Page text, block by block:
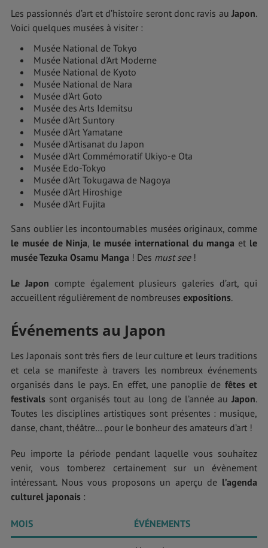
Les passionnés d’art et d’histoire seront donc ravis au Japon.
Voici quelques musées à visiter :
Musée National de Tokyo
Musée National d'Art Moderne
Musée National de Kyoto
Musée National de Nara
Musée d'Art Goto
Musée des Arts Idemitsu
Musée d'Art Suntory
Musée d'Art Yamatane
Musée d'Artisanat du Japon
Musée d'Art Commémoratif Ukiyo-e Ota
Musée Edo-Tokyo
Musée d'Art Tokugawa de Nagoya
Musée d'Art Hiroshige
Musée d'Art Fujita
Sans oublier les incontournables musées originaux, comme
le musée de Ninja, le musée international du manga et le
musée Tezuka Osamu Manga ! Des must see!
Le Japon compte également plusieurs galeries d’art, qui
accueillent régulièrement de nombreuses expositions.
Événements au Japon
Les Japonais sont très fiers de leur culture et leurs traditions
et cela se manifeste à travers les nombreux événements
organisés dans le pays. En effet, une panoplie de fêtes et
festivals sont organisés tout au long de l’année au Japon.
Toutes les disciplines artistiques sont présentes : musique,
danse, chant, théâtre… pour le bonheur des amateurs d’art !
Peu importe la période pendant laquelle vous souhaitez
venir, vous tomberez certainement sur un évènement
intéressant. Nous vous proposons un aperçu de l’agenda
culturel japonais :
MOIS ÉVÉNEMENTS